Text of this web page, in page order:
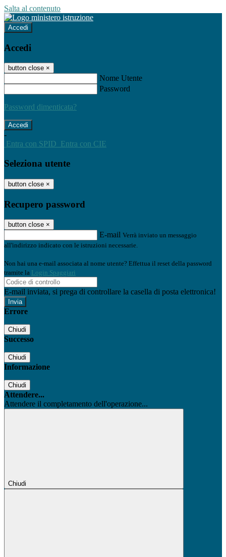
Salta al contenuto
Accedi
Accedi
button close ×
Nome Utente
Password
Password dimenticata?
-
Entra con SPID Entra con CIE
Seleziona utente
button close ×
Recupero password
button close ×
E-mail Verrà inviato un messaggio
all'indirizzo indicato con le istruzioni necessarie.
Non hai una e-mail associata al nome utente? Effettua il reset della password
tramite la Login Spaggiari
E-mail inviata, si prega di controllare la casella di posta elettronica!
Errore
Chiudi
Successo
Chiudi
Informazione
Chiudi
Attendere...
Attendere il completamento dell'operazione...
Chiudi